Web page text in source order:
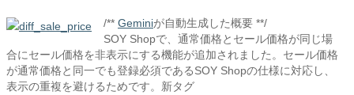
/** Geminiが自動生成した概要 **/
SOY Shopで、通常価格とセール価格が同じ場
合にセール価格を非表示にする機能が追加されました。セール価格
が通常価格と同一でも登録必須であるSOY Shopの仕様に対応し、
表示の重複を避けるためです。新タグ